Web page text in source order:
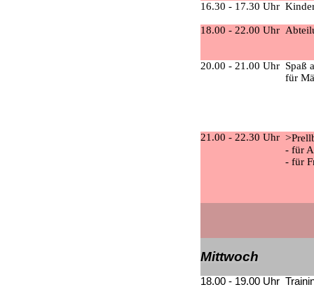
16.30 - 17.30 Uhr
18.00 - 22.00 Uhr
20.00 - 21.00 Uhr Spaß
für
21.00 - 22.30 Uhr >
- für
- für
Mittwoch
18.00 - 19.00 Uhr